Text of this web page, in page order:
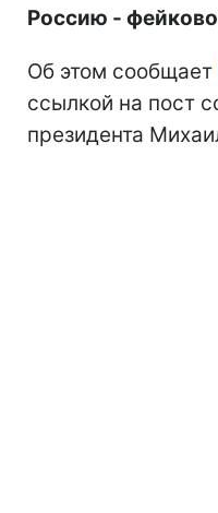
Россию -
Об этом сообщает
ссылкой на пост
президента